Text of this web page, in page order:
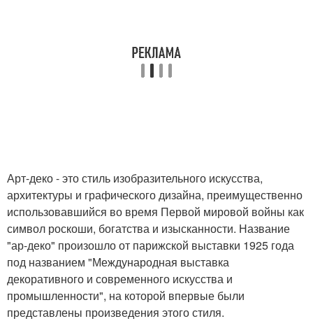
Арт-деко - это стиль изобразительного искусства,
архитектуры и графического дизайна, преимущественно
использовавшийся во время Первой мировой войны как
символ роскоши, богатства и изысканности. Название
"ар-деко" произошло от парижской выставки 1925 года
под названием "Международная выставка
декоративного и современного искусства и
промышленности", на которой впервые были
представлены произведения этого стиля.